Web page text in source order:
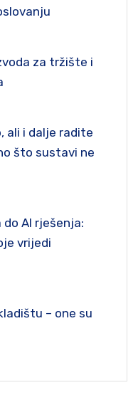
za tržište i
ali i dalje radite
što sustavi ne
AI rješenja:
vrijedi
– one su